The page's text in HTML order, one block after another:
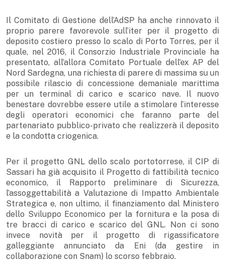
Il Comitato di Gestione dell’AdSP ha anche rinnovato il
proprio parere favorevole sull’iter per il progetto di
deposito costiero presso lo scalo di Porto Torres, per il
quale, nel 2016, il Consorzio Industriale Provinciale ha
presentato, all’allora Comitato Portuale dell’ex AP del
Nord Sardegna, una richiesta di parere di massima su un
possibile rilascio di concessione demaniale marittima
per un terminal di carico e scarico nave. Il nuovo
benestare dovrebbe essere utile a stimolare l’interesse
degli operatori economici che faranno parte del
partenariato pubblico-privato che realizzerà il deposito
e la condotta criogenica.
Per il progetto GNL dello scalo portotorrese, il CIP di
Sassari ha già acquisito il Progetto di fattibilità tecnico
economico, il Rapporto preliminare di Sicurezza,
l’assoggettabilità a Valutazione di Impatto Ambientale
Strategica e, non ultimo, il finanziamento dal Ministero
dello Sviluppo Economico per la fornitura e la posa di
tre bracci di carico e scarico del GNL. Non ci sono
invece novità per il progetto di rigassificatore
galleggiante annunciato da Eni (da gestire in
collaborazione con Snam) lo scorso febbraio.